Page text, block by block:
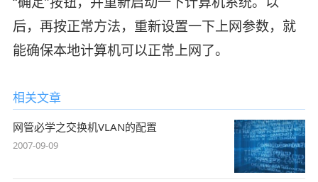
后，再按正常方法，重新设置一下上网参数，就
能确保本地计算机可以正常上网了。
相关文章
网管必学之交换机VLAN的配置
2007-09-09